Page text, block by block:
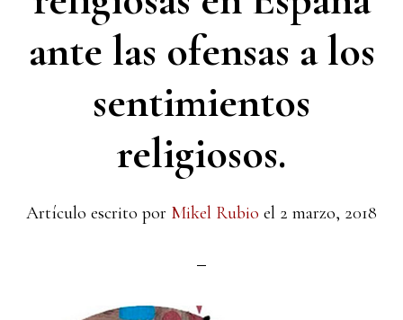
ante las ofensas a los
sentimientos
religiosos.
Artículo escrito por Mikel Rubio el 2 marzo, 2018